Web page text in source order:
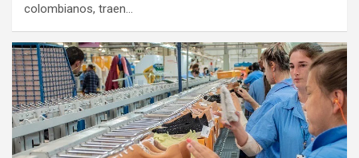
colombianos, traen…